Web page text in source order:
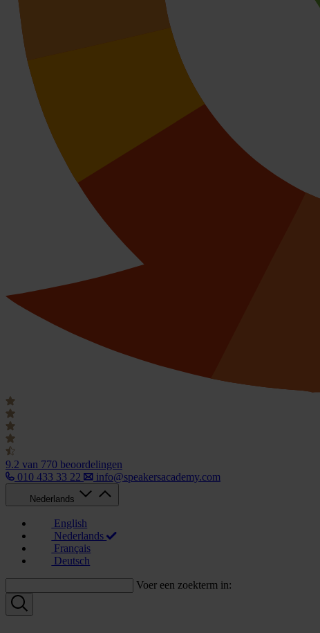
9.2 van 770 beoordelingen
010 433 33 22
info@speakersacademy.com
Nederlands
English
Nederlands
Français
Deutsch
Voer een zoekterm in: